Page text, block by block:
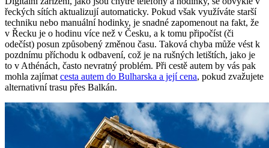
řeckých sítích aktualizují automaticky. Pokud však využíváte starší
techniku nebo manuální hodinky, je snadné zapomenout na fakt, že
v Řecku je o hodinu více než v Česku, a k tomu připočíst (či
odečíst) posun způsobený změnou času. Taková chyba může vést k
pozdnímu příchodu k odbavení, což je na rušných letištích, jako je
to v Athénách, často nevratný problém. Při cestě autem by vás pak
mohla zajímat cesta autem do Bulharska a její cena, pokud zvažujete
alternativní trasu přes Balkán.